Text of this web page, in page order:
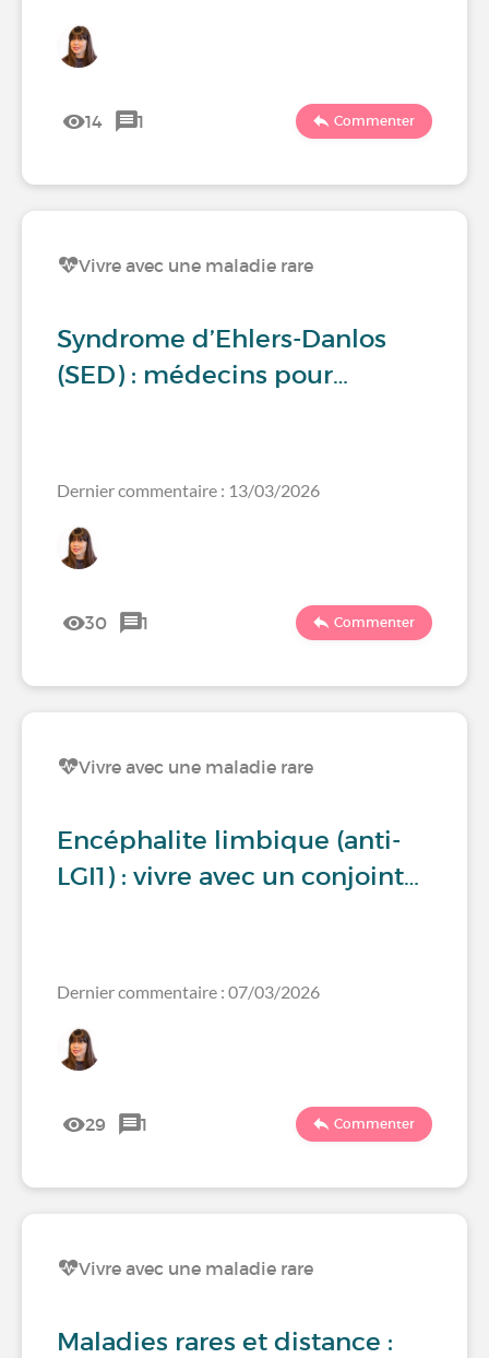
14 1 Commenter
Vivre avec une maladie rare
Syndrome d’Ehlers-Danlos
(SED) : médecins pour…
Dernier commentaire : 13/03/2026
30 1 Commenter
Vivre avec une maladie rare
Encéphalite limbique (anti-
LGI1) : vivre avec un conjoint…
Dernier commentaire : 07/03/2026
29 1 Commenter
Vivre avec une maladie rare
Maladies rares et distance :